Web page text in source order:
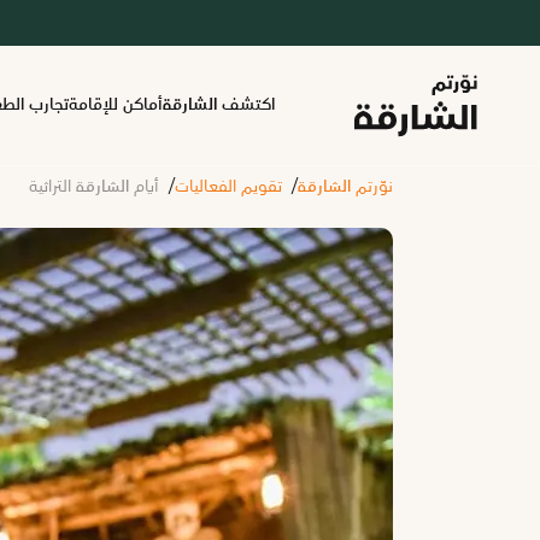
اكتشف الشارقةأماكن للإقامةتجارب
نوّرتم الشارقة تقويم الفعاليات أيام الشارقة التراثية